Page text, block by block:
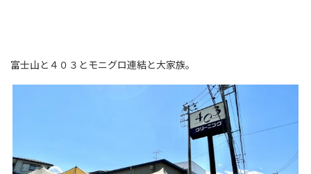
富士山と４０３とモニグロ連結と大家族。